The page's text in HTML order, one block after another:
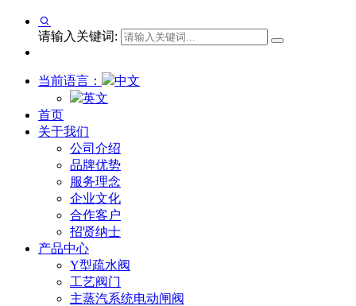
请输入关键词:
当前语言：
中文
英文
首页
关于我们
公司介绍
品牌优势
服务理念
企业文化
合作客户
招贤纳士
产品中心
Y型疏水阀
工艺阀门
主蒸汽系统电动闸阀